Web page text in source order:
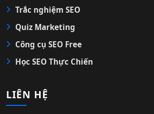
Trắc nghiệm SEO
Quiz Marketing
Công cụ SEO Free
Học SEO Thực Chiến
LIÊN HỆ